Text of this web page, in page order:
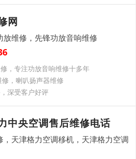
网
维修，先锋功放音响维修
，专注功放音响维修十多年
，喇叭扬声器维修
深受客户好评
中央空调售后维修电话
天津格力空调移机，天津格力空调